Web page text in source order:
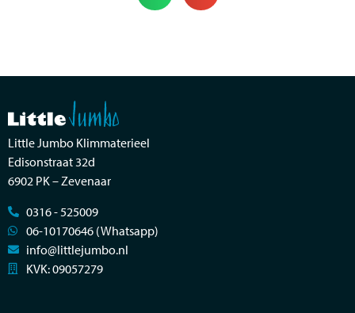
Little Jumbo Klimmaterieel
Edisonstraat 32d
6902 PK – Zevenaar
0316 - 525009
06-10170646 (Whatsapp)
info@littlejumbo.nl
KVK: 09057279